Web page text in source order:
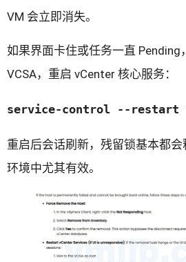
VM 会立即消失。
如果界面卡住或任务一直 Pending
VCSA，重启 vCenter 核心服务：
service-control --restart
重启后会话刷新，残留锁基本都
环境中尤其有效。